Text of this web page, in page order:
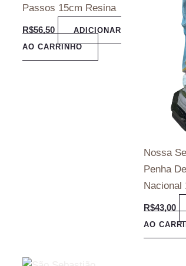
Passos 15cm Resina
R$56,50
ADICIONAR
AO CARRINHO
Nossa
Penha
Nacional
R$43,00
AO